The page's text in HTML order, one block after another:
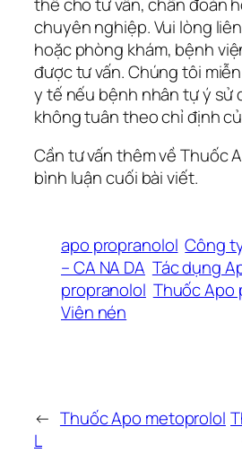
chuyên nghiệp. Vui lòng
hoặc phòng khám, bệnh
được tư vấn. Chúng tôi
y tế nếu bệnh nhân tự ý sử
không tuân theo chỉ định
Cần tư vấn thêm về Thuốc
bình luận cuối bài viết.
apo propranolol Công
– CA NA DA Tác dụng
propranolol Thuốc Apo
Viên nén
← Thuốc Apo metoprolol
L